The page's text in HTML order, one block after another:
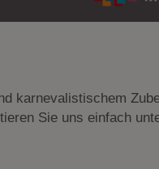
karnevalistischem
Sie uns einfach